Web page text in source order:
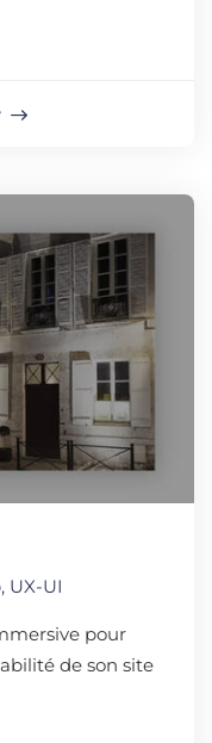
, UX-UI
pour
de son site